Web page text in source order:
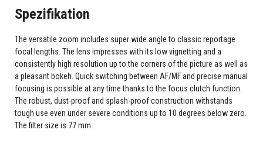
Spezifikation
The versatile zoom includes super wide angle to classic reportage
focal lengths. The lens impresses with its low vignetting and a
consistently high resolution up to the corners of the picture as well as
a pleasant bokeh. Quick switching between AF/MF and precise manual
focusing is possible at any time thanks to the focus clutch function.
The robust, dust-proof and splash-proof construction withstands
tough use even under severe conditions up to 10 degrees below zero.
The filter size is 77 mm.